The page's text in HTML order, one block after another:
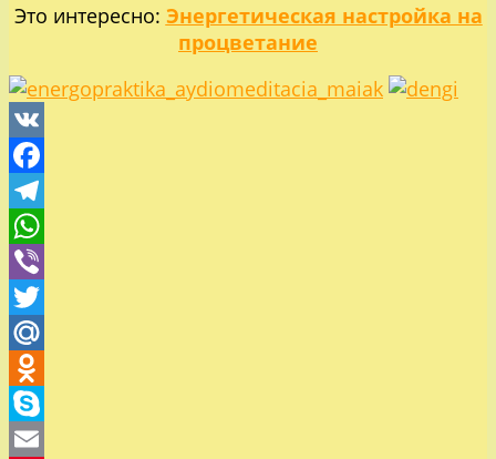
Это интересно: Энергетическая настройка на
процветание
VK
Facebook
Telegram
WhatsApp
Viber
Twitter
Mail.Ru
Odnoklassniki
Skype